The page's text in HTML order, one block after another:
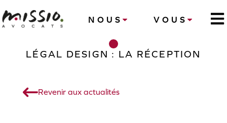
NOUS VOUS
LÉGAL DESIGN : LA RÉCEPTION
Revenir aux actualités